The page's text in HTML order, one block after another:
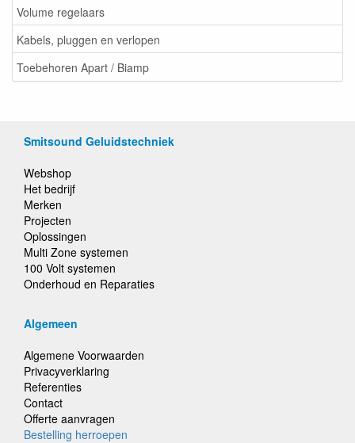
Volume regelaars
Kabels, pluggen en verlopen
Toebehoren Apart / Biamp
Smitsound Geluidstechniek
Webshop
Het bedrijf
Merken
Projecten
Oplossingen
Multi Zone systemen
100 Volt systemen
Onderhoud en Reparaties
Algemeen
Algemene Voorwaarden
Privacyverklaring
Referenties
Contact
Offerte aanvragen
Bestelling herroepen